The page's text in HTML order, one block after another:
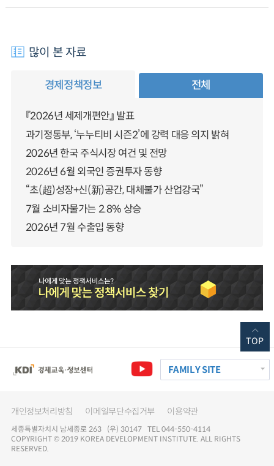
많이 본 자료
경제정책정보 전체
『2026년 세제개편안』 발표
과기정통부, ‘누누티비 시즌2’에 강력 대응 의지 밝혀
2026년 한국 주식시장 여건 및 전망
2026년 6월 외국인 증권투자 동향
“초(超)성장+신(新)공간, 대체불가 산업강국”
7월 소비자물가는 2.8% 상승
2026년 7월 수출입 동향
FAMILY SITE
개인정보처리방침 이메일무단수집거부 이용약관
세종특별자치시 남세종로 263 (우) 30147 TEL 044-550-4114
COPYRIGHT © 2019 KOREA DEVELOPMENT INSTITUTE. ALL RIGHTS
RESERVED.
TOP